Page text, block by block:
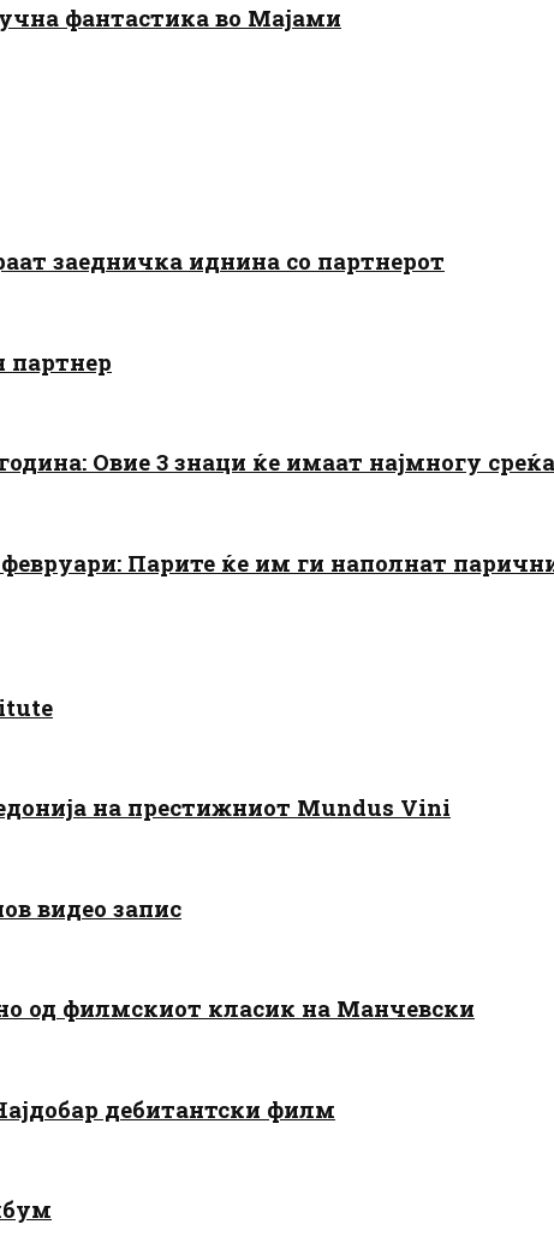
фантастика во Мајами
заедничка иднина со партнерот
партнер
Овие 3 знаци ќе имаат најмногу
Парите ќе им ги наполнат
на престижниот Mundus Vini
видео запис
од филмскиот класик на Манчевски
дебитантски филм